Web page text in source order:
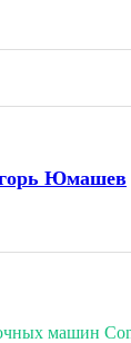
Юмашев
машин